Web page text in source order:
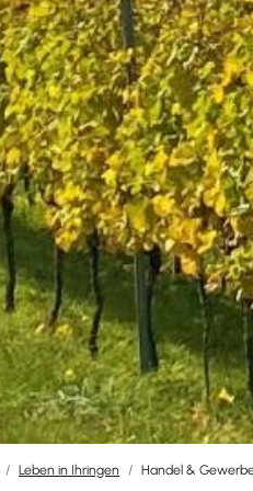
Leben in Ihringen Handel &